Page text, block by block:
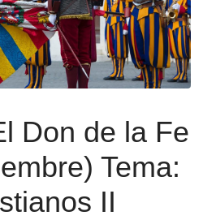
Don de la Fe
Tema:
II